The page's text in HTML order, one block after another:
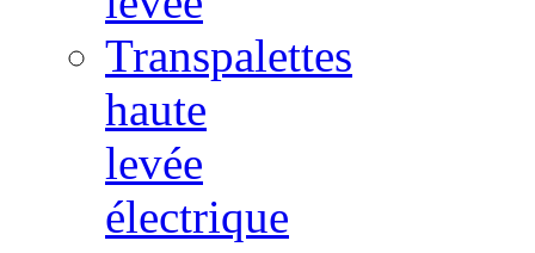
Transpalettes
haute
levée
électrique